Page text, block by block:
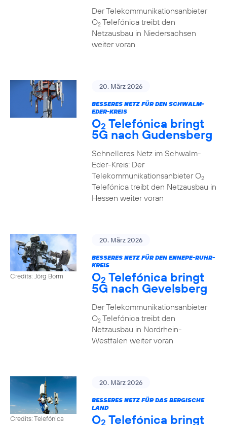
Der Telekommunikationsanbieter
O2Telefónica treibt den
Netzausbau in Niedersachsen
weiter voran
20. März 2026
BESSERES NETZ FÜR DEN SCHWALM-
EDER-KREIS
O2 Telefónica bringt
5G nach Gudensberg
Schnelleres Netz im Schwalm-
Eder-Kreis: Der
Telekommunikationsanbieter O2
Telefónica treibt den Netzausbau in
Hessen weiter voran
Credits: Jörg Borm
20. März 2026
BESSERES NETZ FÜR DEN ENNEPE-RUHR-
KREIS
O2 Telefónica bringt
5G nach Gevelsberg
Der Telekommunikationsanbieter
O2Telefónica treibt den
Netzausbau in Nordrhein-
Westfalen weiter voran
Credits: Telefónica
20. März 2026
BESSERES NETZ FÜR DAS BERGISCHE
LAND
O2 Telefónica bringt